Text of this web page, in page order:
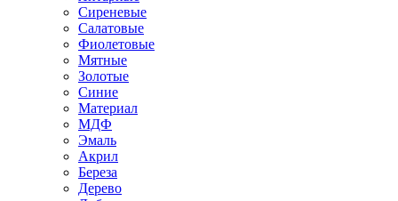
Сиреневые
Салатовые
Фиолетовые
Мятные
Золотые
Синие
Материал
МДФ
Эмаль
Акрил
Береза
Дерево